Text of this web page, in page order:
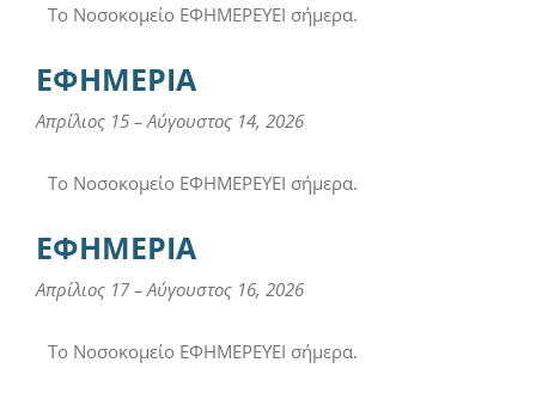
Το Νοσοκομείο ΕΦΗΜΕΡΕΥΕΙ σήμερα.
ΕΦΗΜΕΡΙΑ
Απρίλιος 15 – Αύγουστος 14, 2026
Το Νοσοκομείο ΕΦΗΜΕΡΕΥΕΙ σήμερα.
ΕΦΗΜΕΡΙΑ
Απρίλιος 17– Αύγουστος 16, 2026
Το Νοσοκομείο ΕΦΗΜΕΡΕΥΕΙ σήμερα.